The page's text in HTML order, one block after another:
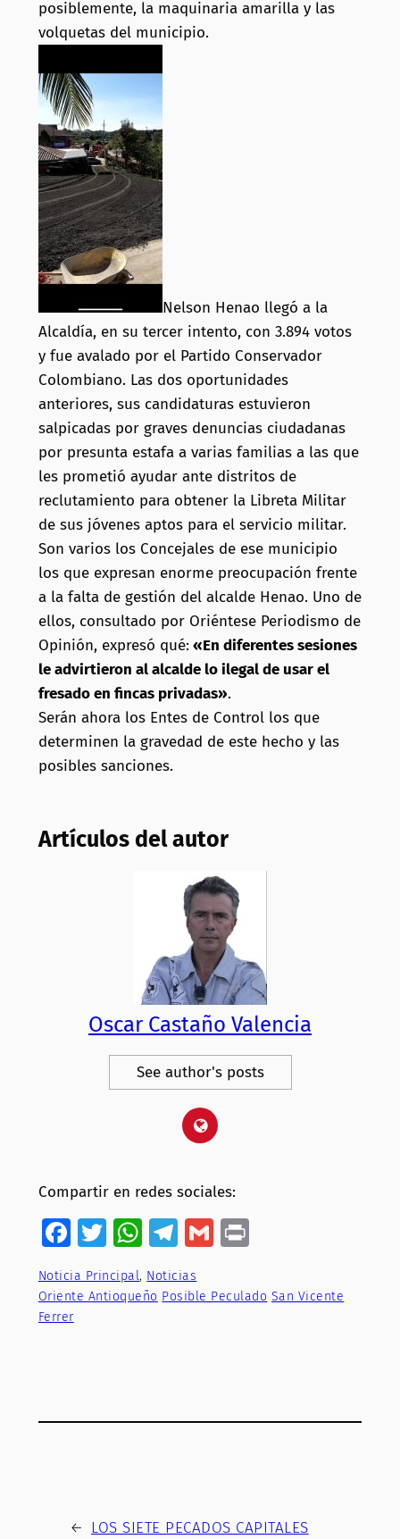
posiblemente, la maquinaria amarilla y las
volquetas del municipio.
Nelson Henao llegó a la
Alcaldía, en su tercer intento, con 3.894 votos
y fue avalado por el Partido Conservador
Colombiano. Las dos oportunidades
anteriores, sus candidaturas estuvieron
salpicadas por graves denuncias ciudadanas
por presunta estafa a varias familias a las que
les prometió ayudar ante distritos de
reclutamiento para obtener la Libreta Militar
de sus jóvenes aptos para el servicio militar.
Son varios los Concejales de ese municipio
los que expresan enorme preocupación frente
a la falta de gestión del alcalde Henao. Uno de
ellos, consultado por Oriéntese Periodismo de
Opinión, expresó qué:«En diferentes sesiones
le advirtieron al alcalde lo ilegal de usar el
fresado en fincas privadas».
Serán ahora los Entes de Control los que
determinen la gravedad de este hecho y las
posibles sanciones.
Artículos del autor
Oscar Castaño Valencia
See author's posts
Compartir en redes sociales:
Facebook
Twitter
WhatsApp
Telegram
Gmail
Noticia Principal, Noticias
Oriente Antioqueño Posible Peculado San Vicente
Ferrer
← LOS SIETE PECADOS CAPITALES